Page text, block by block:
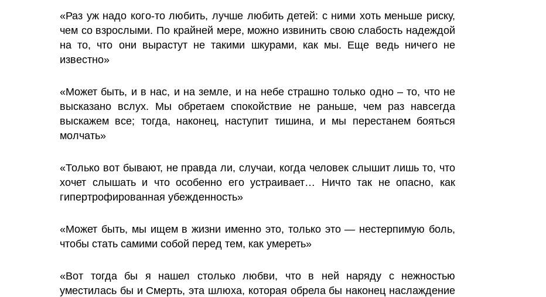
«Раз уж надо кого-то любить, лучше любить детей: с ними хоть меньше риску,
чем со взрослыми. По крайней мере, можно извинить свою слабость надеждой
на то, что они вырастут не такими шкурами, как мы. Еще ведь ничего не
известно»
«Может быть, и в нас, и на земле, и на небе страшно только одно – то, что не
высказано вслух. Мы обретаем спокойствие не раньше, чем раз навсегда
выскажем все; тогда, наконец, наступит тишина, и мы перестанем бояться
молчать»
«Только вот бывают, не правда ли, случаи, когда человек слышит лишь то, что
хочет слышать и что особенно его устраивает… Ничто так не опасно, как
гипертрофированная убежденность»
«Может быть, мы ищем в жизни именно это, только это — нестерпимую боль,
чтобы стать самими собой перед тем, как умереть»
«Вот тогда бы я нашел столько любви, что в ней наряду с нежностью
уместилась бы и Смерть, эта шлюха, которая обрела бы наконец наслаждение